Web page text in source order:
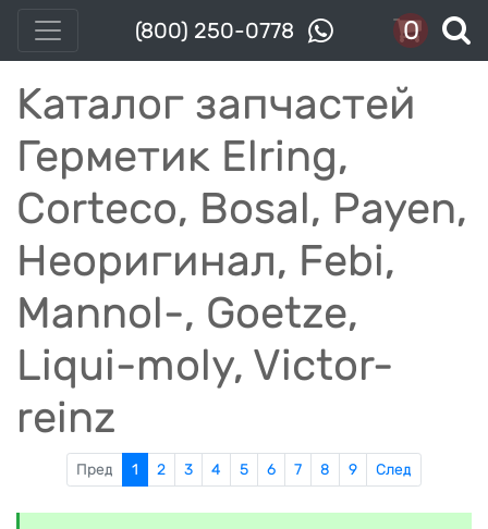
(800) 250-0778 0
Каталог запчастей
Герметик Elring,
Corteco, Bosal, Payen,
Неоригинал, Febi,
Mannol-, Goetze,
Liqui-moly, Victor-
reinz
Пред 1 2 3 4 5 6 7 8 9 След